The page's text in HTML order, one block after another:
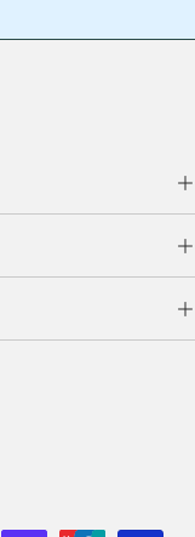
per la
gigante), a
della
un apporto
vita
appositi
soggetti